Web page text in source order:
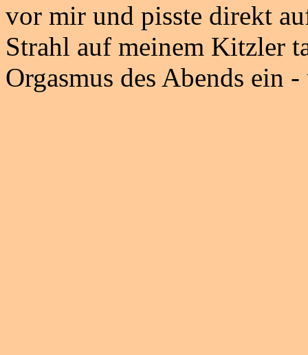
vor mir und pisste direkt
Strahl auf meinem Kitzler
Orgasmus des Abends ein